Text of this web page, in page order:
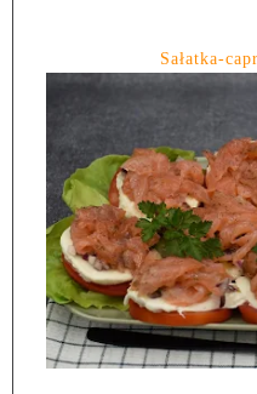
Sałatka-